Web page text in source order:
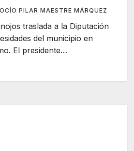
PILAR MAESTRE MÁRQUEZ
traslada a la Diputación
del municipio en
El presidente…